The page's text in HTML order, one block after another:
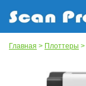
Главная > Плоттеры >